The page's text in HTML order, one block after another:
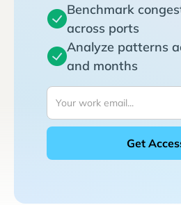
Benchmark
across ports
Analyze patterns
and months